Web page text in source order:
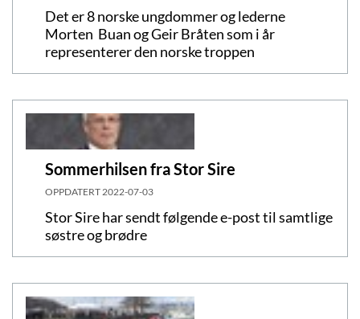
Det er 8 norske ungdommer og lederne
Morten Buan og Geir Bråten som i år
representerer den norske troppen
Sommerhilsen fra Stor Sire
OPPDATERT 2022-07-03
Stor Sire har sendt følgende e-post til samtlige
søstre og brødre